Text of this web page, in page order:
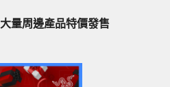
量周邊產品特價發售